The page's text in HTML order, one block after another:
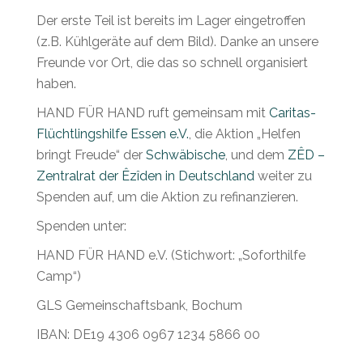
Der erste Teil ist bereits im Lager eingetroffen
(z.B. Kühlgeräte auf dem Bild). Danke an unsere
Freunde vor Ort, die das so schnell organisiert
haben.
HAND FÜR HAND ruft gemeinsam mit Caritas-
Flüchtlingshilfe Essen e.V. , die Aktion „Helfen
bringt Freude“ der Schwäbische , und dem ZÊD –
Zentralrat der Êzîden in Deutschland weiter zu
Spenden auf, um die Aktion zu refinanzieren.
Spenden unter:
HAND FÜR HAND e.V. (Stichwort: „Soforthilfe
Camp“)
GLS Gemeinschaftsbank, Bochum
IBAN: DE19 4306 0967 1234 5866 00